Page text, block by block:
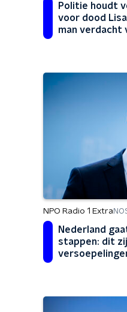
Politie houdt
voor dood
man verdacht
NPO Radio 1 Extra
Nederland
stappen: dit